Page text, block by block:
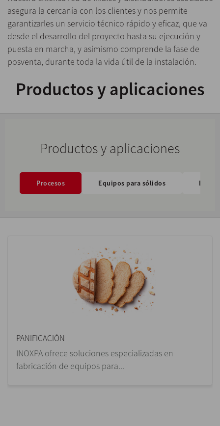
asegura la cercanía con los clientes y nos permite
garantizarles un servicio técnico rápido y efi­caz, que va
desde el desarrollo del proyecto hasta su ejecución y
puesta en marcha, y asimismo comprende la fase de
posventa, durante toda la vida útil de la instalación.
Productos y aplicaciones
Productos y aplicaciones
Procesos Equipos para sólidos
PANIFICACIÓN
INOXPA ofrece soluciones especializadas en
fabricación de equipos para...